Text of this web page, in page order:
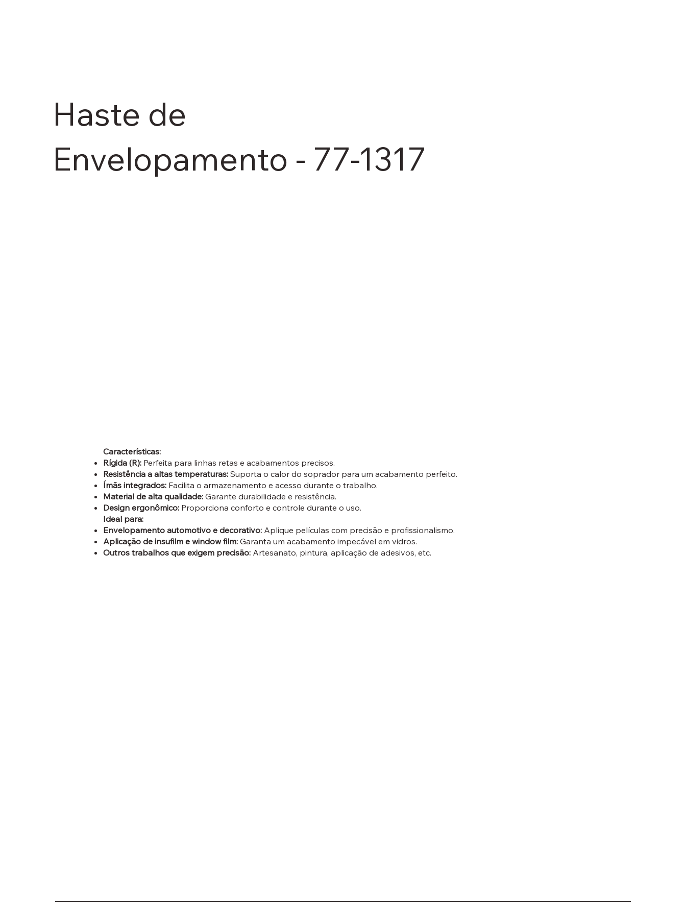
Haste de
Envelopamento - 77-1317
Características:
Rígida (R):Perfeita para linhas retas e acabamentos precisos.
Resistência a altas temperaturas:Suporta o calor do soprador para um acabamento perfeito.
Ímãs integrados:Facilita o armazenamento e acesso durante o trabalho.
Material de alta qualidade:Garante durabilidade e resistência.
Design ergonômico:Proporciona conforto e controle durante o uso.
Ideal para:
Envelopamento automotivo e decorativo:Aplique películas com precisão e profissionalismo.
Aplicação de insufilm e window film:Garanta um acabamento impecável em vidros.
Outros trabalhos que exigem precisão:Artesanato, pintura, aplicação de adesivos, etc.